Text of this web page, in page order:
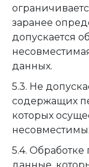
заранее
допускается
данных.
5.3. Не
содержащих
которых
5.4.